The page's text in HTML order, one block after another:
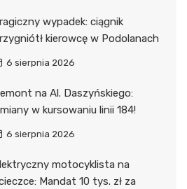
wypadek: ciągnik
kierowcę w Podolanach
6 sierpnia 2026
na Al. Daszyńskiego:
w kursowaniu linii 184!
6 sierpnia 2026
motocyklista na
Mandat 10 tys. zł za